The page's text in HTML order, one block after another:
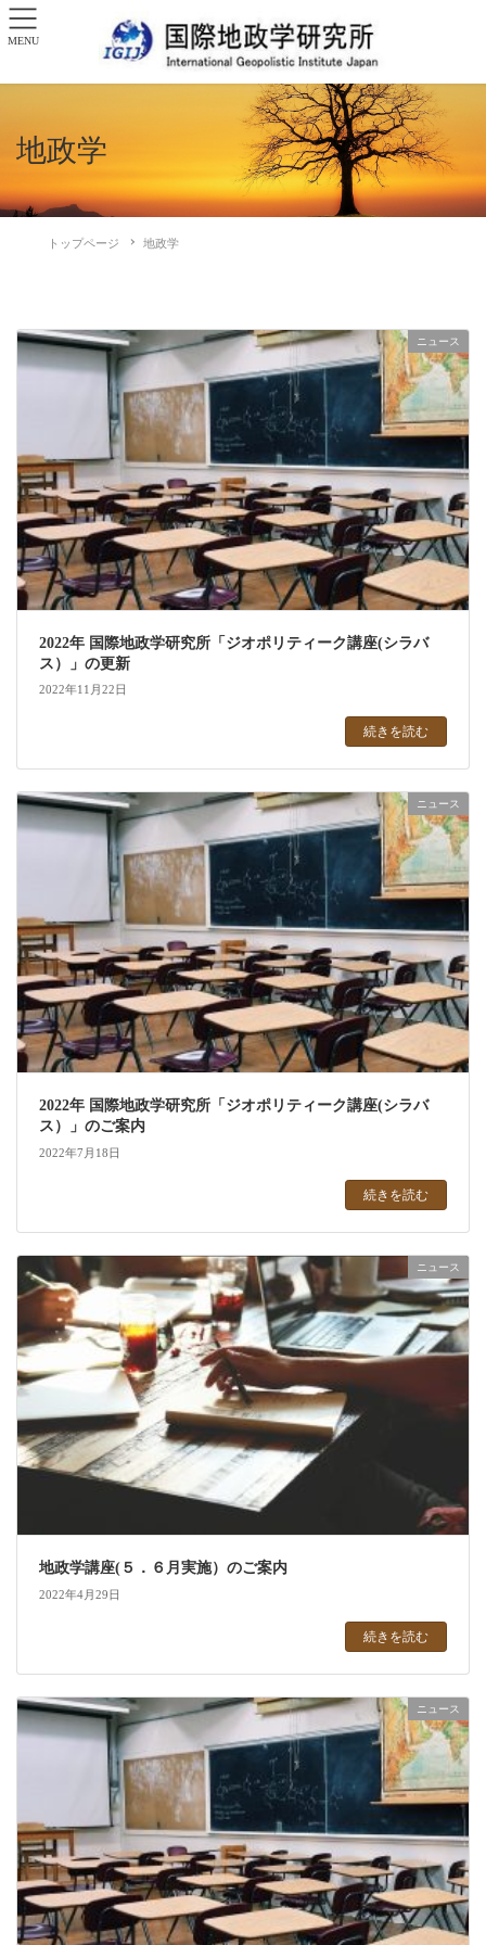
地政学
トップページ 地政学
ニュース
2022年 国際地政学研究所「ジオポリティーク講座(シラバ
ス）」の更新
2022年11月22日
続きを読む
ニュース
2022年 国際地政学研究所「ジオポリティーク講座(シラバ
ス）」のご案内
2022年7月18日
続きを読む
ニュース
地政学講座(５．６月実施）のご案内
2022年4月29日
続きを読む
ニュース
MENU